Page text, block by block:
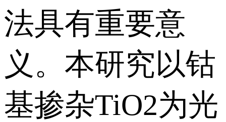
法具有重要意
义。本研究以钴
基掺杂TiO2为光